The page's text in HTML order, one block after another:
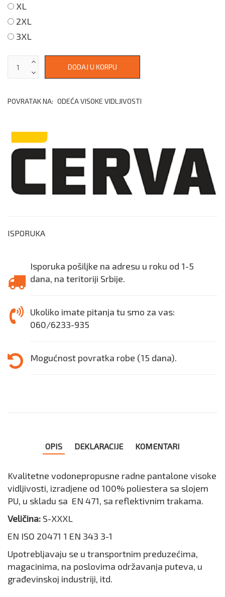
XL
2XL
3XL
POVRATAK NA: ODEĆA VISOKE VIDLJIVOSTI
ISPORUKA
Isporuka pošiljke na adresu u roku od 1-5
dana, na teritoriji Srbije.
Ukoliko imate pitanja tu smo za vas:
060/6233-935
Mogućnost povratka robe (15 dana).
OPIS DEKLARACIJE KOMENTARI
Kvalitetne vodonepropusne radne pantalone visoke
vidljivosti, izradjene od 100% poliestera sa slojem
PU, u skladu sa EN 471, sa reflektivnim trakama.
Veličina: S-XXXL
EN ISO 20471 1 EN 343 3-1
Upotrebljavaju se u transportnim preduzećima,
magacinima, na poslovima održavanja puteva, u
građevinskoj industriji, itd.